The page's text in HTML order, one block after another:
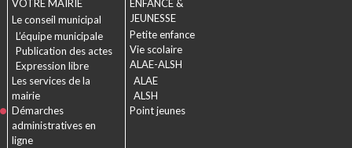
VOTRE MAIRIE
Le conseil municipal
L’équipe municipale
Publication des actes
Expression libre
Les services de la
mairie
Démarches
administratives en
ligne
ENFANCE &
JEUNESSE
Petite enfance
Vie scolaire
ALAE-ALSH
ALAE
ALSH
Point jeunes